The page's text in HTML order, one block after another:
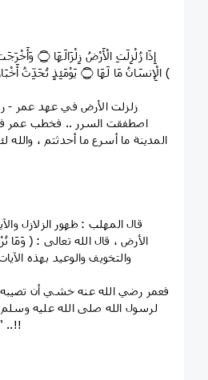
الْإِنسَانُ مَا لَهَا ۝ يَوْمَئِذٍ تُحَدِّثُ أَخْبَارَهَا ۝ بِأَنَّ رَبَّكَ أَوْحَى لَهَا ﴾
اصطفقت السرر .. فخطب عمر
المدينة ما أسرع ما أحدثتم ،
الأرض ، قال الله تعالى : ﴿ وَمَا
والتخويف والوعيد بهذه
فعمر رضي الله عنه خشي أن تصيبه
لرسول الله صلى الله عليه وسلم
قال نعم ؛ إذا كثُر